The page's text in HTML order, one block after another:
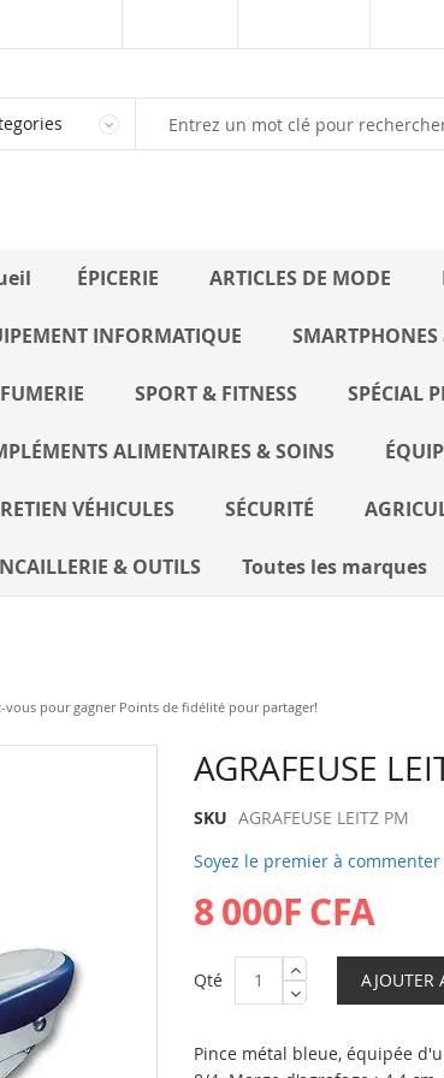
ÉPICERIE ARTICLES DE MODE
INFORMATIQUE SMARTPHONES
SPORT & FITNESS SPÉCIAL
ALIMENTAIRES & SOINS
VÉHICULES SÉCURITÉ
& OUTILS Toutes les marques
vous pour gagner Points de fidélité pour partager!
AGRAFEUSE
SKU AGRAFEUSE LEITZ PM
Soyez le premier à
8 000F CFA
Qté AJOUTER
Pince métal bleue, équipée
images